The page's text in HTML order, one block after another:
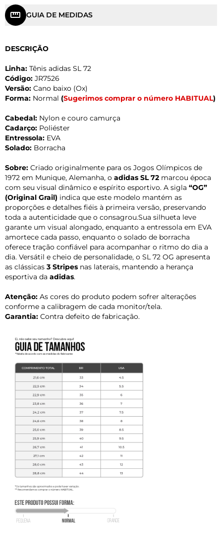
GUIA DE MEDIDAS
DESCRIÇÃO
Linha: Tênis adidas SL 72
Código: JR7526
Versão: Cano baixo (Ox)
Forma: Normal (Sugerimos comprar o número HABITUAL)
Cabedal: Nylon e couro camurça
Cadarço: Poliéster
Entressola: EVA
Solado: Borracha
Sobre: Criado originalmente para os Jogos Olímpicos de
1972 em Munique, Alemanha, o adidas SL 72 marcou época
com seu visual dinâmico e espírito esportivo. A sigla “OG”
(Original Grail) indica que este modelo mantém as
proporções e detalhes fiéis à primeira versão, preservando
toda a autenticidade que o consagrou.Sua silhueta leve
garante um visual alongado, enquanto a entressola em EVA
amortece cada passo, enquanto o solado de borracha
oferece tração confiável para acompanhar o ritmo do dia a
dia. Versátil e cheio de personalidade, o SL 72 OG apresenta
as clássicas 3 Stripes nas laterais, mantendo a herança
esportiva da adidas.
Atenção: As cores do produto podem sofrer alterações
conforme a calibragem de cada monitor/tela.
Garantia: Contra defeito de fabricação.